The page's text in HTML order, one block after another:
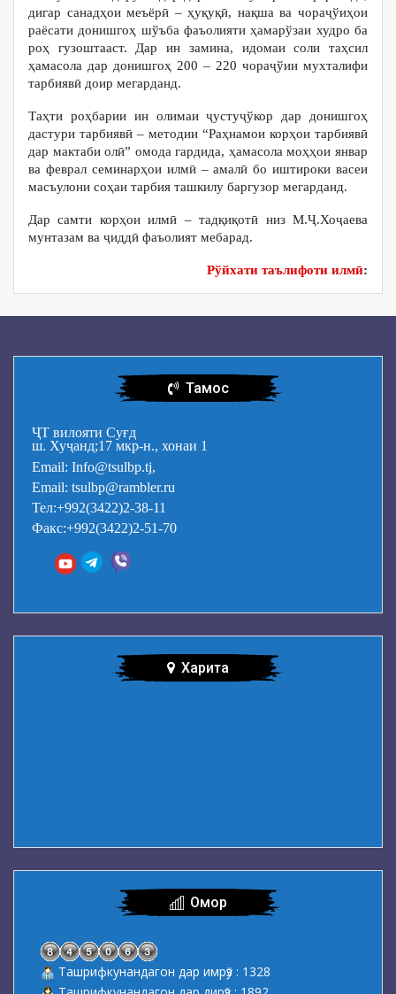
дигар санадҳои меъёрӣ – ҳуқуқӣ, нақша ва чораҷўиҳои
раёсати донишгоҳ шўъба фаъолияти ҳамарўзаи худро ба
роҳ гузоштааст. Дар ин замина, идомаи соли таҳсил
ҳамасола дар донишгоҳ 200 – 220 чораҷўии мухталифи
тарбиявӣ доир мегарданд.
Таҳти роҳбарии ин олимаи ҷустуҷўкор дар донишгоҳ
дастури тарбиявӣ – методии “Раҳнамои корҳои тарбиявӣ
дар мактаби олӣ” омода гардида, ҳамасола моҳҳои январ
ва феврал семинарҳои илмӣ – амалӣ бо иштироки васеи
масъулони соҳаи тарбия ташкилу баргузор мегарданд.
Дар самти корҳои илмӣ – тадқиқотӣ низ М.Ҷ.Хоҷаева
мунтазам ва ҷиддӣ фаъолият мебарад.
Рўйхати таълифоти илмӣ:
Тамос
ҶТ вилояти Суғд
ш. Хуҷанд;17 мкр-н., хонаи 1
Email: Info@tsulbp.tj,
Email: tsulbp@rambler.ru
Тел:+992(3422)2-38-11
Факс:+992(3422)2-51-70
Харита
Омор
Ташрифкунандагон дар имрӯз : 1328